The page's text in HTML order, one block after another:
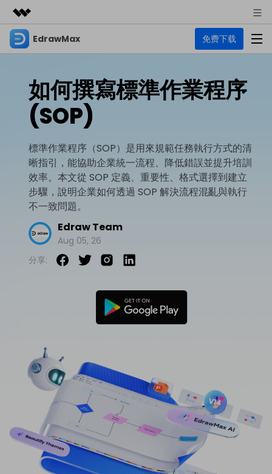
精選產品
實用工具
解決方案
關於我們
新聞中心
EdrawMax 免费下载
EdrawMax
EdrawMind
心智圖與腦力激盪工具
專業的甘特圖工具
圖表
商業用途
流程圖
技術用途
UML
設計用途
平面圖
其他用途
Visio替代方案
所有圖表類型>>
資源
資源範本
EdrawMax 社區
文章内容
各種商務圖表範例 >
熱門話題
支援
教程
EdrawMax 教程 >
支援中心
支援中心 >
商業
EdrawMax
如何撰寫標準作業程序
(SOP)
標準作業程序（SOP）是用來規範任務執行方式的清
晰指引，能協助企業統一流程、降低錯誤並提升培訓
效率。本文從 SOP 定義、重要性、格式選擇到建立
步驟，說明企業如何透過 SOP 解決流程混亂與執行
不一致問題。
Edraw Team
Aug 05, 26
分享: